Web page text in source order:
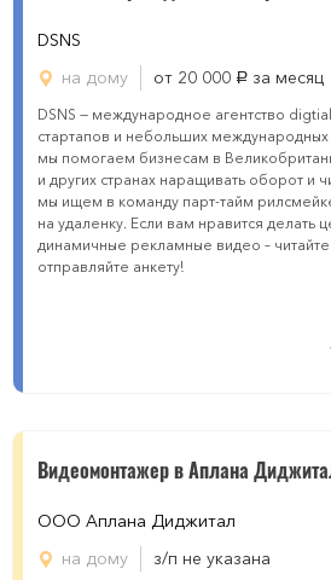
DSNS
на дому
от 20 000 руб. за месяц
DSNS — международное агентство
стартапов и небольших
мы помогаем бизнесам в
и других странах наращивать оборот и
мы ищем в команду парт-тайм
на удаленку. Если вам нравится делать
динамичные рекламные видео –
отправляйте анкету!
Видеомонтажер в Аплана
ООО Аплана Диджитал
на дому
з/п не указана